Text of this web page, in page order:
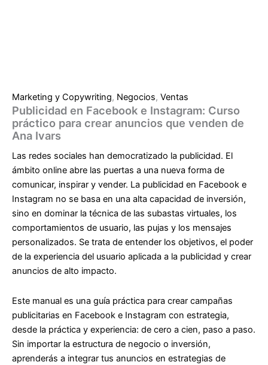
Marketing y Copywriting, Negocios, Ventas
Publicidad en Facebook e Instagram: Curso
práctico para crear anuncios que venden de
Ana Ivars
Las redes sociales han democratizado la publicidad. El
ámbito online abre las puertas a una nueva forma de
comunicar, inspirar y vender. La publicidad en Facebook e
Instagram no se basa en una alta capacidad de inversión,
sino en dominar la técnica de las subastas virtuales, los
comportamientos de usuario, las pujas y los mensajes
personalizados. Se trata de entender los objetivos, el poder
de la experiencia del usuario aplicada a la publicidad y crear
anuncios de alto impacto.
Este manual es una guía práctica para crear campañas
publicitarias en Facebook e Instagram con estrategia,
desde la práctica y experiencia: de cero a cien, paso a paso.
Sin importar la estructura de negocio o inversión,
aprenderás a integrar tus anuncios en estrategias de